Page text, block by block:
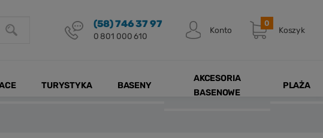
(58) 746 37 97
0 801 000 610
Konto
0
Koszyk
TURYSTYKA BASENY
AKCESORIA
BASENOWE
PLAŻA